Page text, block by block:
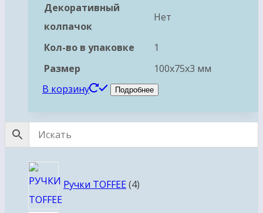
Декоративный
колпачок
Нет
Кол-во в упаковке
1
Размер
100x75x3 мм
В корзину
Подробнее
Ручки TOFFEE 4товара